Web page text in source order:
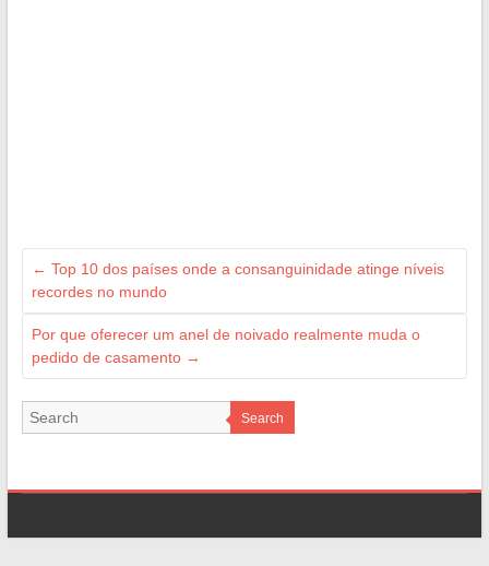
← Top 10 dos países onde a consanguinidade atinge níveis
recordes no mundo
Por que oferecer um anel de noivado realmente muda o
pedido de casamento →
Search